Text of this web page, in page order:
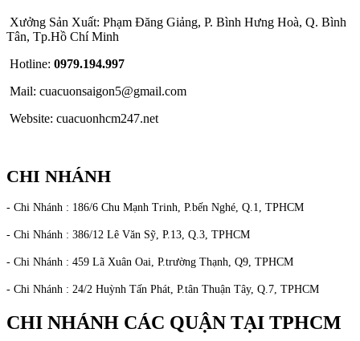
Xưởng Sản Xuất: Phạm Đăng Giảng, P. Bình Hưng Hoà, Q. Bình
Tân, Tp.Hồ Chí Minh
Hotline: 0979.194.997
Mail: cuacuonsaigon5@gmail.com
Website: cuacuonhcm247.net
CHI NHÁNH
- Chi Nhánh : 186/6 Chu Mạnh Trinh, P.bến Nghé, Q.1, TPHCM
- Chi Nhánh : 386/12 Lê Văn Sỹ, P.13, Q.3, TPHCM
- Chi Nhánh : 459 Lã Xuân Oai, P.trường Thạnh, Q9, TPHCM
- Chi Nhánh : 24/2 Huỳnh Tấn Phát, P.tân Thuận Tây, Q.7, TPHCM
CHI NHÁNH CÁC QUẬN TẠI TPHCM